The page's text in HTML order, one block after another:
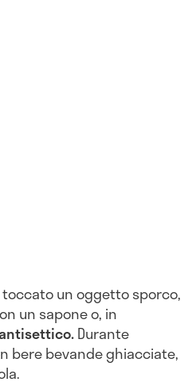
toccato un oggetto sporco,
un sapone o, in
Durante
bere bevande ghiacciate,